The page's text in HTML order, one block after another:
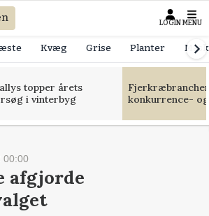
LOGIN MENU
Kvæg Grise Planter
topper årets
i vinterbyg
konkurrence-
00:00
afgjorde